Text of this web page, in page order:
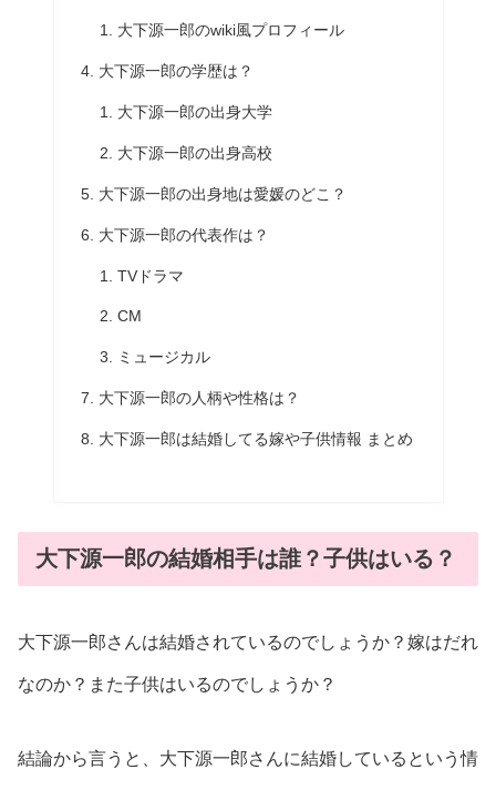
大下源一郎のwiki風プロフィール
大下源一郎の学歴は？
大下源一郎の出身大学
大下源一郎の出身高校
大下源一郎の出身地は愛媛のどこ？
大下源一郎の代表作は？
TVドラマ
CM
ミュージカル
大下源一郎の人柄や性格は？
大下源一郎は結婚してる嫁や子供情報 まとめ
大下源一郎の結婚相手は誰？子供はいる？
大下源一郎さんは結婚されているのでしょうか？嫁はだれ
なのか？また子供はいるのでしょうか？
結論から言うと、大下源一郎さんに結婚しているという情